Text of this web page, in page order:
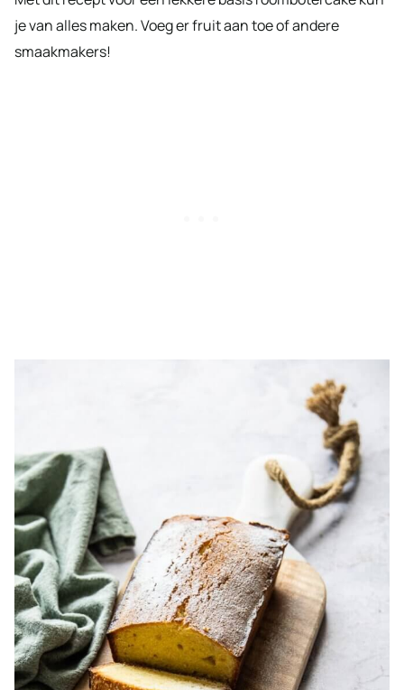
je van alles maken. Voeg er fruit aan toe of andere
smaakmakers!